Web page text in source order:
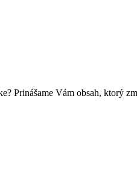
Prinášame Vám obsah, ktorý